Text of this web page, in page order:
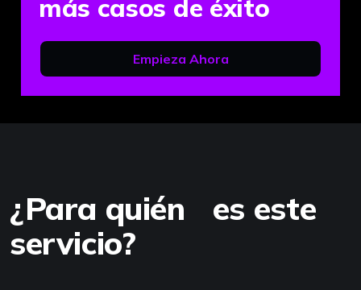
más casos de éxito
Empieza Ahora
¿Para quién es este
servicio?